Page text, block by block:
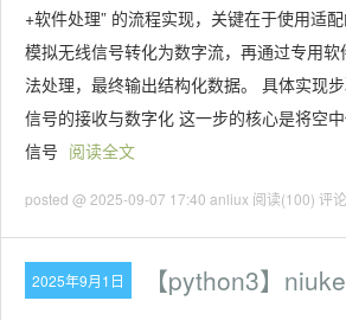
+软件处理” 的流程实现，关键在于使用适
模拟无线信号转化为数字流，再通过专用
法处理，最终输出结构化数据。 具体实现步
信号的接收与数字化 这一步的核心是将空
信号 阅读全文
posted @ 2025-09-07 17:40 anliux 阅读(100) 评
2025年9月1日 【python3】